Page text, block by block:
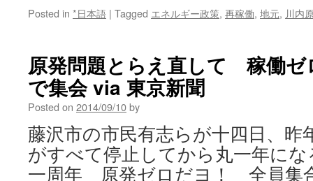
Posted in *日本語 | Tagged エネルギー政策, 再稼働, 地元, 川内
原発問題とらえ直して 稼働ゼ
で集会 via 東京新聞
Posted on 2014/09/10by
藤沢市の市民有志らが十四日、昨
がすべて停止してから丸一年に
一周年 原発ゼロだヨ！ 全員集